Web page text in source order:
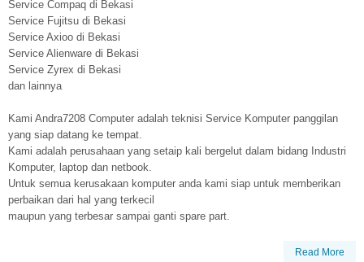
Service Compaq di Bekasi
Service Fujitsu di Bekasi
Service Axioo di Bekasi
Service Alienware di Bekasi
Service Zyrex di Bekasi
dan lainnya
Kami Andra7208 Computer adalah teknisi Service Komputer panggilan
yang siap datang ke tempat.
Kami adalah perusahaan yang setaip kali bergelut dalam bidang Industri
Komputer, laptop dan netbook.
Untuk semua kerusakaan komputer anda kami siap untuk memberikan
perbaikan dari hal yang terkecil
maupun yang terbesar sampai ganti spare part.
Read More